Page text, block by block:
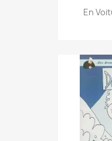
En